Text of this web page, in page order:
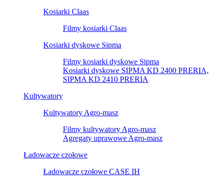
Kosiarki Claas
Filmy kosiarki Claas
Kosiarki dyskowe Sipma
Filmy kosiarki dyskowe Sipma
Kosiarki dyskowe SIPMA KD 2400 PRERIA,
SIPMA KD 2410 PRERIA
Kultywatory
Kultywatory Agro-masz
Filmy kultywatory Agro-masz
Agregaty uprawowe Agro-masz
Ładowacze czołowe
Ładowacze czołowe CASE IH